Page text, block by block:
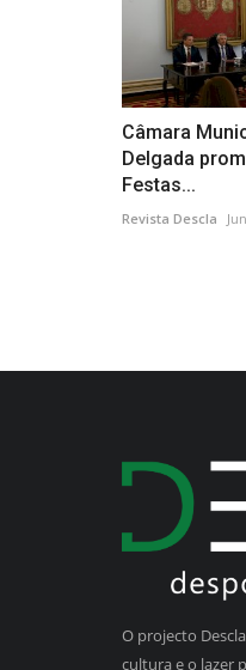
Câmara
Delgada
Festas...
Revista Descla
Revista
O projecto
cultura e o lazer